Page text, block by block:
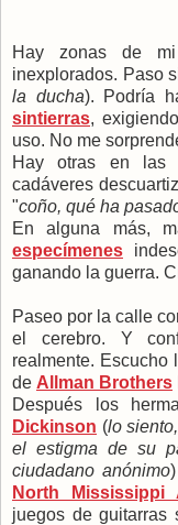
Hay zonas de
inexplorados. Paso
la ducha). Podría
sintierras,
uso. No me
Hay otras en las
cadáveres
"coño, qué ha
En alguna más,
especímenes
ganando la guerra.
Paseo por la calle
el cerebro. Y
realmente. Escucho
de Allman Brothers
Después los
Dickinson (lo
el estigma de su
ciudadano anónimo
North Mississippi
juegos de guitarras